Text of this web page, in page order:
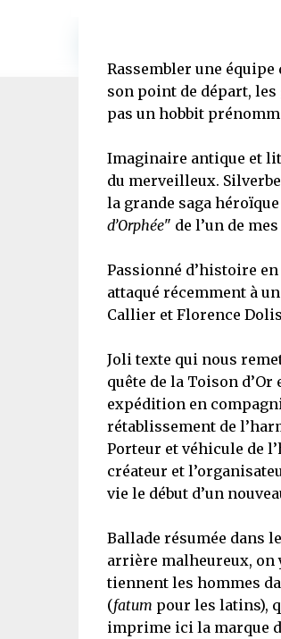
Rassembler une
son point de départ, les
pas un hobbit
Imaginaire antique et
du merveilleux.
la grande saga
d’Orphée" de l’un de
Passionné d’histoire
attaqué récemment à
Callier et Florence
Joli texte qui nous
quête de la Toison
expédition en
rétablissement de
Porteur et véhicule de
créateur et
vie le début d’un
Ballade résumée dans
arrière malheureux, on
tiennent les hommes
(fatum pour les latins),
imprime ici la marque